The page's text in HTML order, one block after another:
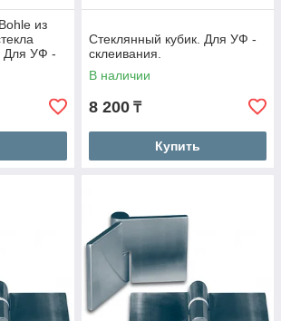
из
Для УФ -
Стеклянный кубик. Для УФ -
склеивания.
В наличии
8 200 ₸
Купить